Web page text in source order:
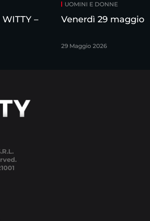
–
UOMINI E DONNE
Venerdì 29 maggio
29 Maggio 2026